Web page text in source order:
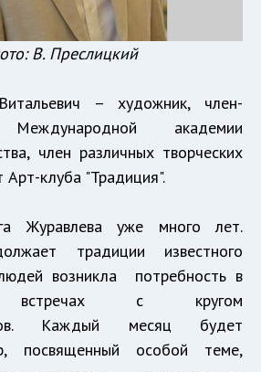
В. Преслицкий
– художник, член-
Международной академии
член различных творческих
Арт-клуба "Традиция".
Журавлева уже много лет.
традиции известного
возникла потребность в
встречах с кругом
Каждый месяц будет
посвященный особой теме,